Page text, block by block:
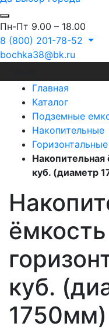
Пн-Пт 9.00 – 18.00
8 (800) 201-78-52
bochka38@bk.ru
Главная
Каталог
Подземные
Накопительные
Горизонтальные
Накопительная
куб. (диаметр
ёмкость
куб.
1750мм)